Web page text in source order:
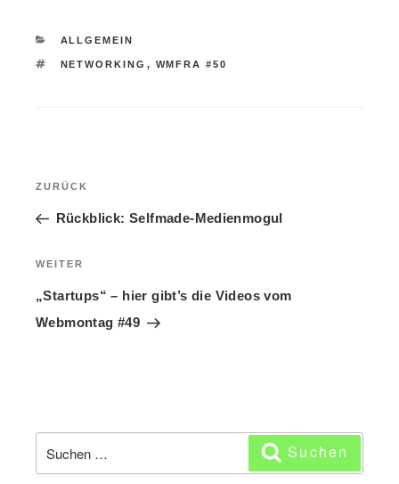
KATEGORIEN
ALLGEMEIN
SCHLAGWÖRTER
NETWORKING , WMFRA #50
Vorheriger
Beitrag
ZURÜCK
Rückblick: Selfmade-Medienmogul
Nächster
Beitrag
WEITER
„Startups“ – hier gibt’s die Videos vom
Webmontag #49
Suchen
nach:
Suchen